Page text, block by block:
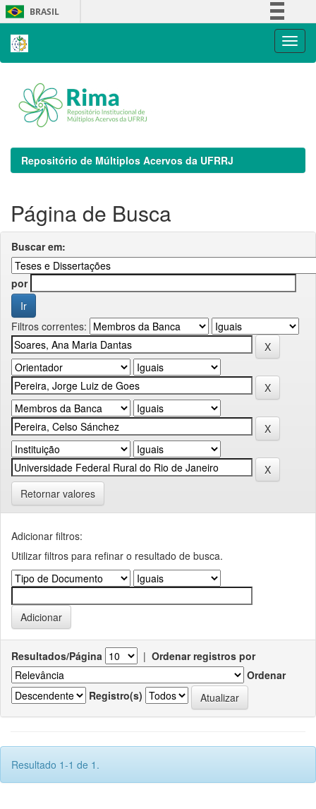
Skip
navigation
BRASIL
Repositório de Múltiplos Acervos da UFRRJ
Página de Busca
Buscar em:
por
Filtros correntes:
Retornar valores
Adicionar filtros:
Utilizar filtros para refinar o resultado de busca.
Resultados/Página | Ordenar registros por
Ordenar
Registro(s)
Resultado 1-1 de 1.